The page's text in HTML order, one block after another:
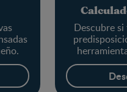
Descubre